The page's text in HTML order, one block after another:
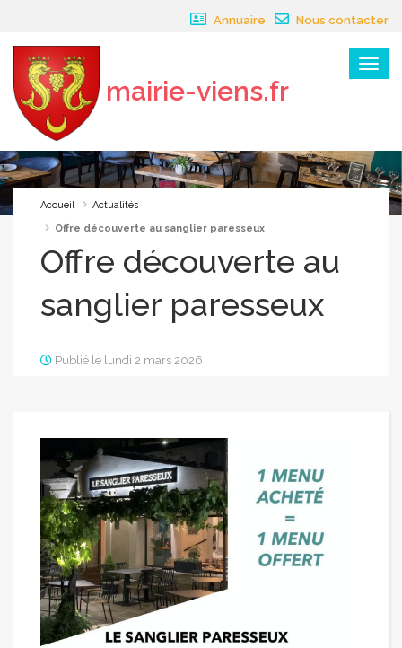
Annuaire Nous contacter
Menu
mairie-viens.fr
×
Accueil
Actualités
Offre découverte au sanglier paresseux
Offre découverte au
sanglier paresseux
Publié le lundi 2 mars 2026
Panneau de gestion des cookies